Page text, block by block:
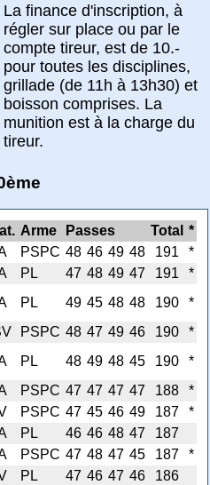
La finance d'inscription, à
régler sur place ou par le
compte tireur, est de 10.-
pour toutes les disciplines,
grillade (de 11h à 13h30) et
boisson comprises. La
munition est à la charge du
tireur.
Arme Passes Total *
PSPC 48 46 49 48 191
*
PL 47 48 49 47 191
*
PL 49 45 48 48 190
*
PSPC 48 47 49 46 190
*
PL 48 49 48 45 190
*
PSPC 47 47 47 47 188
*
PSPC 47 45 46 49 187
*
PL 46 46 48 47
187
PSPC 47 48 47 45 187
*
PL 47 46 47 46
186